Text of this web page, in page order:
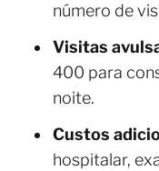
número de
Visitas
400 para
noite.
Custos
hospitalar,